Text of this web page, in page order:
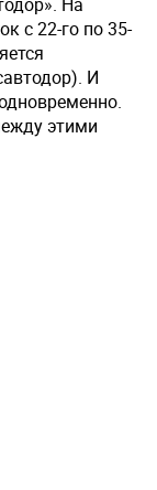
с 22-го по 35-
И
этими